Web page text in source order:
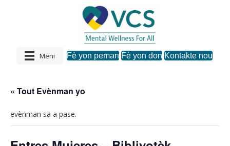
Fè yon peman Fè yon don Kontakte nou
Meni
« Tout Evènman yo
evènman sa a pase.